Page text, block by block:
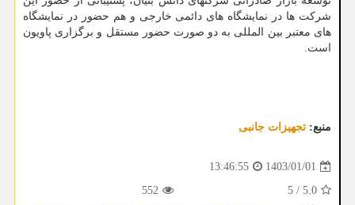
شرکت ها در نمایشگاه های دائمی خارجی و هم حضور در نمایشگاه
های معتبر بین المللی به دو صورت حضور مستقل و برگزاری پاویون
است.
منبع: تجهیزات جانبی
1403/01/01
13:46:55
5.0
/
5
552